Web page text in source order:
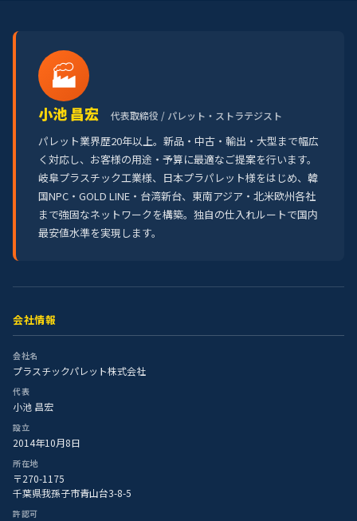
🏭
小池 昌宏 代表取締役 / パレット・ストラテジスト
パレット業界歴20年以上。新品・中古・輸出・大型まで幅広
く対応し、お客様の用途・予算に最適なご提案を行います。
岐阜プラスチック工業様、日本プラパレット様をはじめ、韓
国NPC・GOLD LINE・台湾新台、東南アジア・北米欧州各社
まで強固なネットワークを構築。独自の仕入れルートで国内
最安値水準を実現します。
会社情報
会社名
プラスチックパレット株式会社
代表
小池 昌宏
設立
2014年10月8日
所在地
〒270-1175
千葉県我孫子市青山台3-8-5
許認可